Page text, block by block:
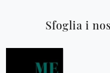
Sfoglia i